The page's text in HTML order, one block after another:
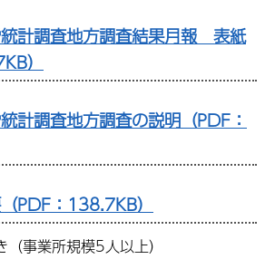
計調査地方調査結果月報 表紙
）
計調査地方調査の説明（PDF：
PDF：138.7KB）
事業所規模5人以上）